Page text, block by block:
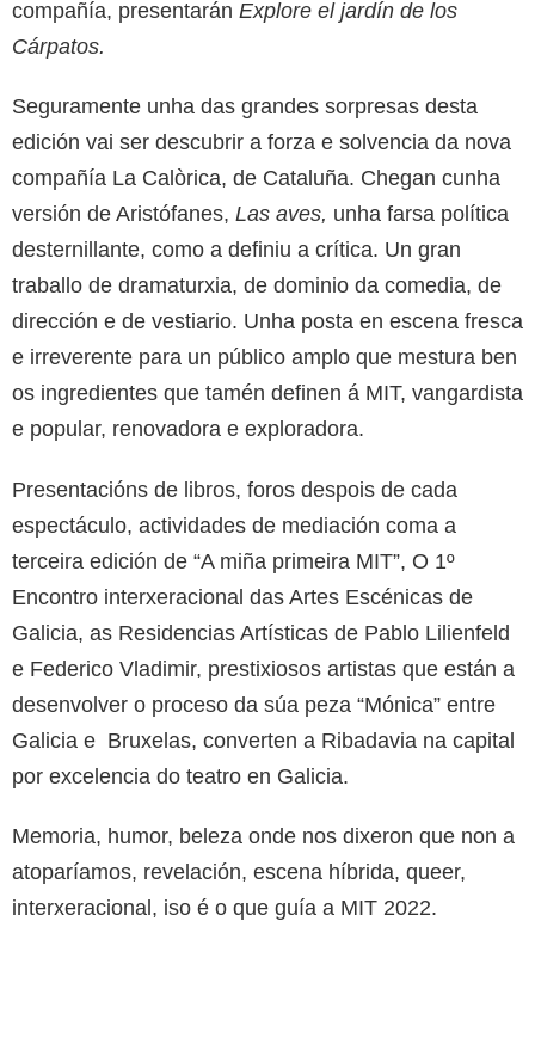
compañía, presentarán Explore el jardín de los
Cárpatos.
Seguramente unha das grandes sorpresas desta
edición vai ser descubrir a forza e solvencia da nova
compañía La Calòrica, de Cataluña. Chegan cunha
versión de Aristófanes, Las aves, unha farsa política
desternillante, como a definiu a crítica. Un gran
traballo de dramaturxia, de dominio da comedia, de
dirección e de vestiario. Unha posta en escena fresca
e irreverente para un público amplo que mestura ben
os ingredientes que tamén definen á MIT, vangardista
e popular, renovadora e exploradora.
Presentacións de libros, foros despois de cada
espectáculo, actividades de mediación coma a
terceira edición de “A miña primeira MIT”, O 1º
Encontro interxeracional das Artes Escénicas de
Galicia, as Residencias Artísticas de Pablo Lilienfeld
e Federico Vladimir, prestixiosos artistas que están a
desenvolver o proceso da súa peza “Mónica” entre
Galicia e Bruxelas, converten a Ribadavia na capital
por excelencia do teatro en Galicia.
Memoria, humor, beleza onde nos dixeron que non a
atoparíamos, revelación, escena híbrida, queer,
interxeracional, iso é o que guía a MIT 2022.